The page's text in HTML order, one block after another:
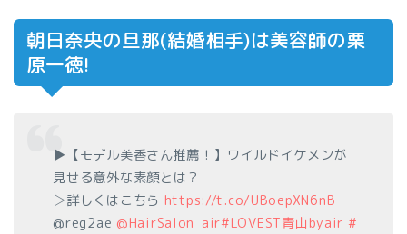
朝日奈央の旦那(結婚相手)は美容師の栗
原一徳!
▶︎【モデル美香さん推薦！】ワイルドイケメンが
見せる意外な素顔とは？
▷詳しくはこちら https://t.co/UBoepXN6nB
@reg2ae @HairSalon_air#LOVEST青山byair #